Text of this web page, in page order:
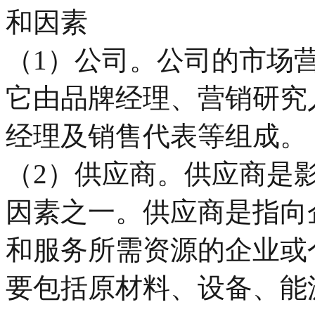
和因素
（1）公司。公司的市
它由品牌经理、营销研
经理及销售代表等组成。
（2）供应商。供应商
因素之一。供应商是指
和服务所需资源的企业
要包括原材料、设备、